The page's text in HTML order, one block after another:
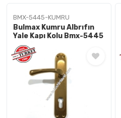
BMX-5445-KUMRU
Bulmax Kumru Albrıfın
Yale Kapı Kolu Bmx-5445